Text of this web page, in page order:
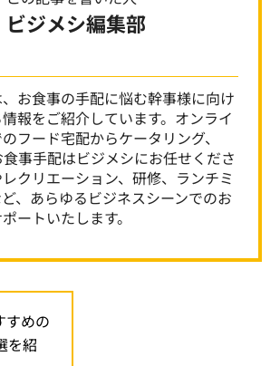
ビジメシ編集部
お食事の手配に悩む幹事様に向け
報をご紹介しています。オンライ
フード宅配からケータリング、
事手配はビジメシにお任せくださ
クリエーション、研修、ランチミ
、あらゆるビジネスシーンでのお
ートいたします。
すめの
を紹